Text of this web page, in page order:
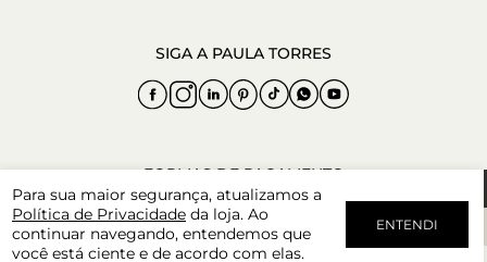
Para sua maior segurança, atualizamos a
Política de Privacidade da loja. Ao
continuar navegando, entendemos que
você está ciente e de acordo com elas.
ENTENDI